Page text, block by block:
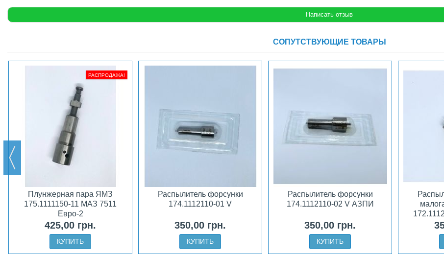
СОПУТСТВУЮЩИЕ ТОВАРЫ
РАСПРОДАЖА!
Плунжерная пара ЯМЗ
175.1111150-11 МАЗ 7511
Евро-2
425,00 грн.
КУПИТЬ
Распылитель форсунки
174.1112110-01 V
350,00 грн.
КУПИТЬ
Распылитель форсунки
174.1112110-02 V АЗПИ
350,00 грн.
КУПИТЬ